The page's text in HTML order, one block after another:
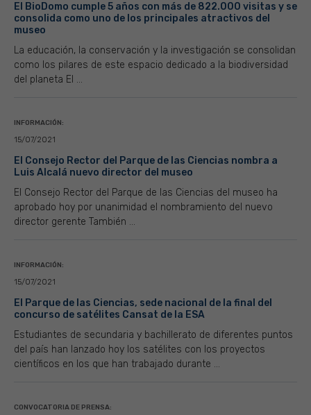
El BioDomo cumple 5 años con más de 822.000 visitas y se
consolida como uno de los principales atractivos del
museo
La educación, la conservación y la investigación se consolidan
como los pilares de este espacio dedicado a la biodiversidad
del planeta El ...
INFORMACIÓN:
15/07/2021
El Consejo Rector del Parque de las Ciencias nombra a
Luis Alcalá nuevo director del museo
El Consejo Rector del Parque de las Ciencias del museo ha
aprobado hoy por unanimidad el nombramiento del nuevo
director gerente También ...
INFORMACIÓN:
15/07/2021
El Parque de las Ciencias, sede nacional de la final del
concurso de satélites Cansat de la ESA
Estudiantes de secundaria y bachillerato de diferentes puntos
del país han lanzado hoy los satélites con los proyectos
científicos en los que han trabajado durante ...
CONVOCATORIA DE PRENSA: